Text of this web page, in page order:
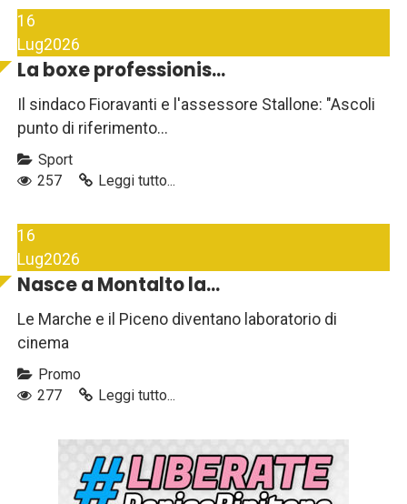
16
Lug2026
La boxe professionis...
Il sindaco Fioravanti e l'assessore Stallone: "Ascoli
punto di riferimento...
Sport
257
Leggi tutto...
16
Lug2026
Nasce a Montalto la...
Le Marche e il Piceno diventano laboratorio di
cinema
Promo
277
Leggi tutto...